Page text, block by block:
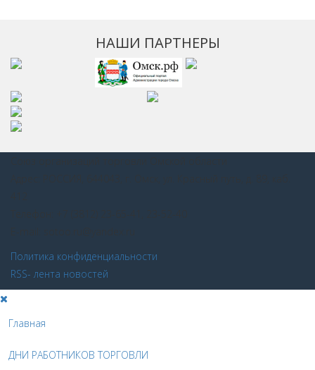
НАШИ ПАРТНЕРЫ
Политика конфиденциальности
RSS- лента новостей
Главная
ДНИ РАБОТНИКОВ ТОРГОВЛИ